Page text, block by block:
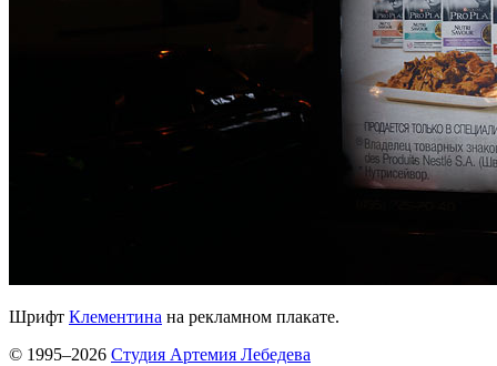
Шрифт Клементина на рекламном плакате.
© 1995–2026 Студия Артемия Лебедева